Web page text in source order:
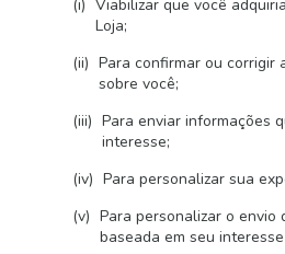
Viabilizar que você
Loja;
Para confirmar ou corrigir
sobre você;
Para enviar informações
interesse;
Para personalizar sua
Para personalizar o envio
baseada em seu